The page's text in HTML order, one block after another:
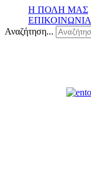
Η ΠΟΛΗ ΜΑΣ
ΕΠΙΚΟΙΝΩΝΙΑ
Αναζήτηση...